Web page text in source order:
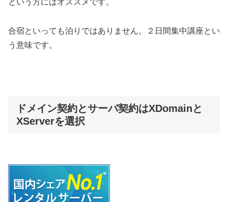
という方にはオススメです。
合宿といっても泊りではありません。２日間集中講座とい
う意味です。
ドメイン契約とサーバ契約はXDomainと
XServerを選択